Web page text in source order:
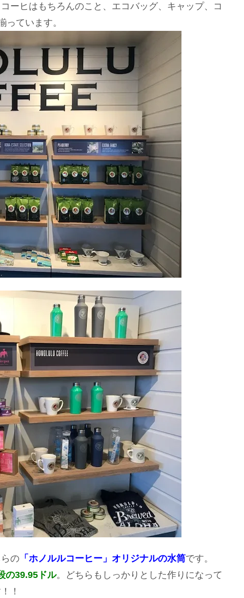
ーヒはもちろんのこと、エコバッグ、キャップ、コ
っています。
の 「ホノルルコーヒー」オリジナルの水筒です。
の39.95ドル。どちらもしっかりとした作りになって
！